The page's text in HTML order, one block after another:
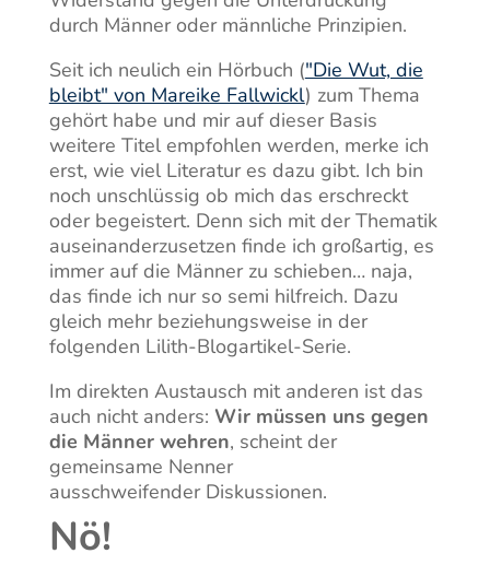
durch Männer oder männliche Prinzipien.
Seit ich neulich ein Hörbuch ("Die Wut, die
bleibt" von Mareike Fallwickl) zum Thema
gehört habe und mir auf dieser Basis
weitere Titel empfohlen werden, merke ich
erst, wie viel Literatur es dazu gibt. Ich bin
noch unschlüssig ob mich das erschreckt
oder begeistert. Denn sich mit der Thematik
auseinanderzusetzen finde ich großartig, es
immer auf die Männer zu schieben… naja,
das finde ich nur so semi hilfreich. Dazu
gleich mehr beziehungsweise in der
folgenden Lilith-Blogartikel-Serie.
Im direkten Austausch mit anderen ist das
auch nicht anders: Wir müssen uns gegen
die Männer wehren, scheint der
gemeinsame Nenner
ausschweifender Diskussionen.
Nö!